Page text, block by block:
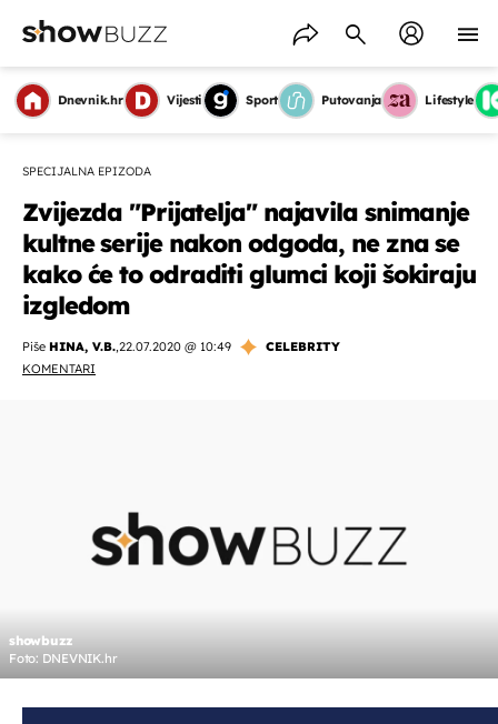
Dnevnik.hr Vijesti Sport Putovanja Lifestyle
SPECIJALNA EPIZODA
Zvijezda "Prijatelja" najavila snimanje
kultne serije nakon odgoda, ne zna se
kako će to odraditi glumci koji šokiraju
izgledom
Piše HINA, V.B.,22.07.2020 @ 10:49
CELEBRITY
KOMENTARI
showbuzz
Foto: DNEVNIK.hr